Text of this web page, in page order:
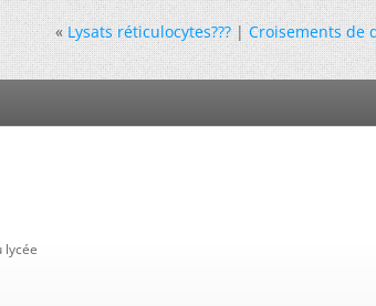
« Lysats réticulocytes???|Croisements de
lycée